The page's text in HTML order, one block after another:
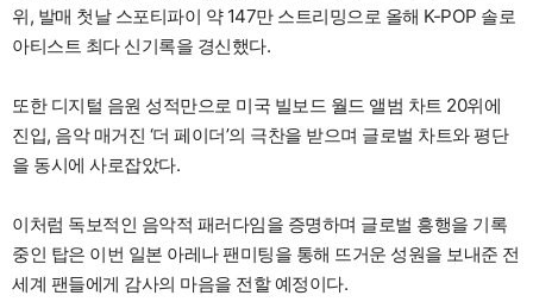
위, 발매 첫날 스포티파이 약 147만 스트리밍으로 올해 K-POP 솔로
아티스트 최다 신기록을 경신했다.
또한 디지털 음원 성적만으로 미국 빌보드 월드 앨범 차트 20위에
진입, 음악 매거진 ‘더 페이더’의 극찬을 받으며 글로벌 차트와 평단
을 동시에 사로잡았다.
이처럼 독보적인 음악적 패러다임을 증명하며 글로벌 흥행을 기록
중인 탑은 이번 일본 아레나 팬미팅을 통해 뜨거운 성원을 보내준 전
세계 팬들에게 감사의 마음을 전할 예정이다.